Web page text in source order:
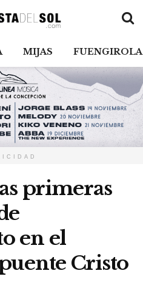
MIJAS FUENGIROLA
primeras
en el
Cristo